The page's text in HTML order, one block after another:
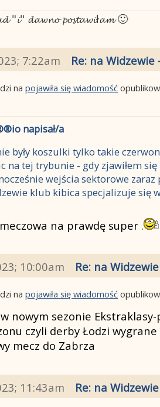
"𝓲" 𝓭𝓪𝔀𝓷𝓸 𝓹𝓸𝓼𝓽𝓪𝔀𝓲ł𝓪𝓶 🙂
7:22am Re: na
napojawiła się wiadomość
napisał/a
były koszulki tylko takie
na tej trybunie - gdy zjawiłem
wejścia sektorowe
klub kibica specjalizuje się
na prawdę super .
10:00am Re: na
napojawiła się wiadomość
nowym sezonie
czyli derby Łodzi
mecz do Zabrza
11:43am Re: na